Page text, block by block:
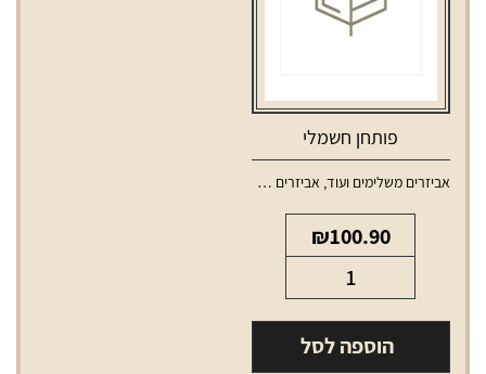
פותחן חשמלי
אביזרים משלימים ועוד, אביזרים משלימים לאלכוהול
₪100.90
של
פותחן
חשמלי
הוספה לסל